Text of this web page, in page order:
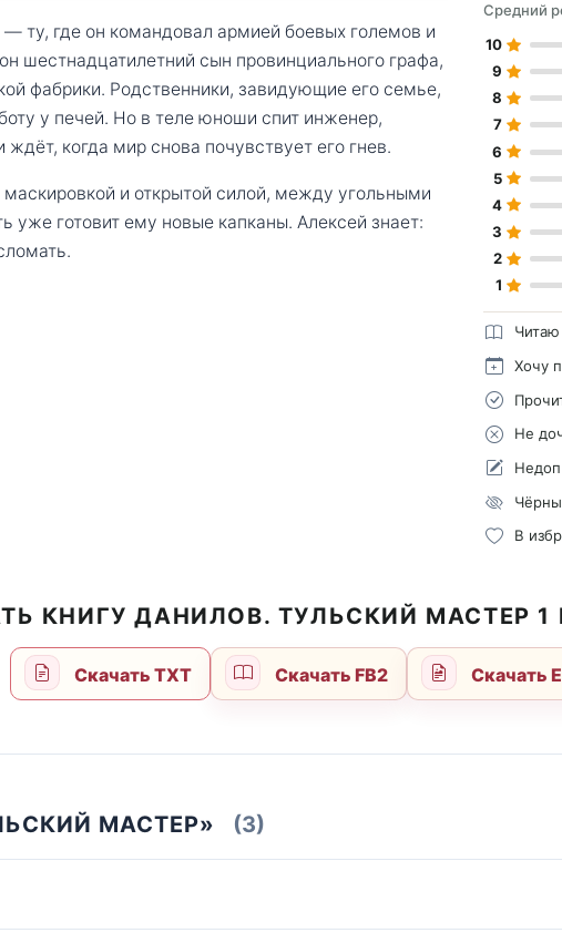
ту, где он командовал армией боевых големов и
шестнадцатилетний сын провинциального графа,
фабрики. Родственники, завидующие его семье,
у печей. Но в теле юноши спит инженер,
когда мир снова почувствует его гнев.
и открытой силой, между угольными
уже готовит ему новые капканы. Алексей знает:
Средний
10
9
8
7
6
5
4
3
2
1
Читаю
Хочу
Не
В
КНИГУ ДАНИЛОВ. ТУЛЬСКИЙ МАСТЕР 1
Скачать TXT Скачать FB2 Скачать
МАСТЕР» (3)